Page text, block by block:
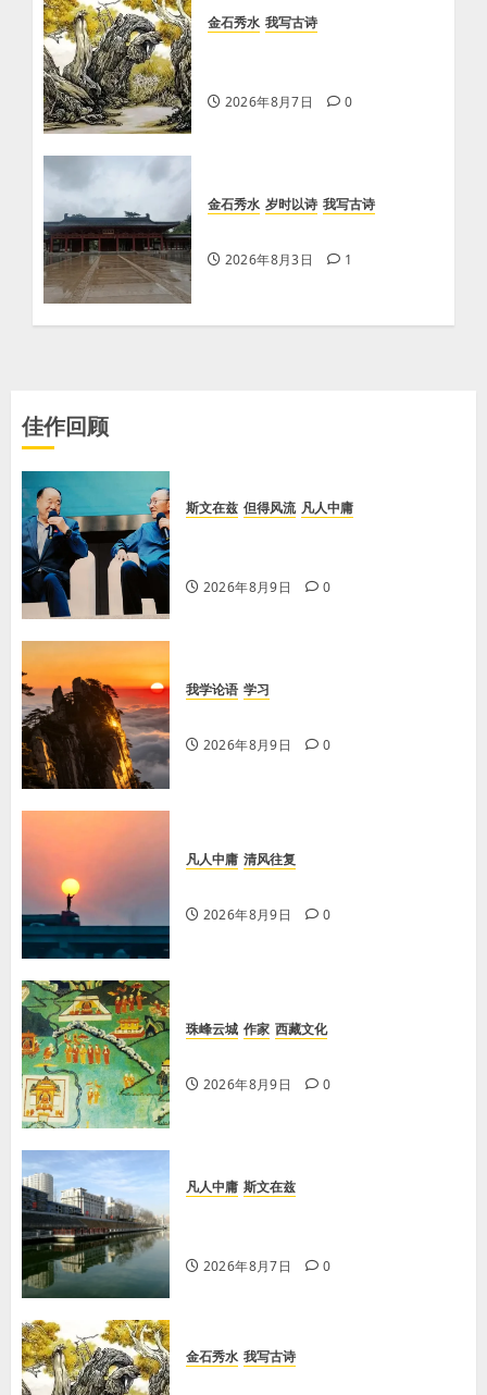
金石秀水 我写古诗
2026年8月7日 0
金石秀水 岁时以诗 我写古诗
2026年8月3日 1
佳作回顾
斯文在兹 但得风流 凡人中庸
2026年8月9日 0
我学论语 学习
2026年8月9日 0
凡人中庸 清风往复
2026年8月9日 0
珠峰云城 作家 西藏文化
2026年8月9日 0
凡人中庸 斯文在兹
2026年8月7日 0
金石秀水 我写古诗